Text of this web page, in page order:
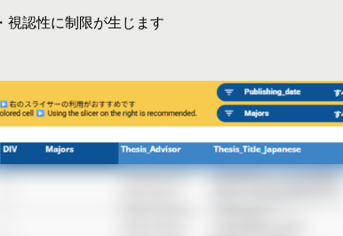
視認性に制限が生じます